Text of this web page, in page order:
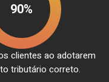
90%
clientes ao adotarem
tributário correto.